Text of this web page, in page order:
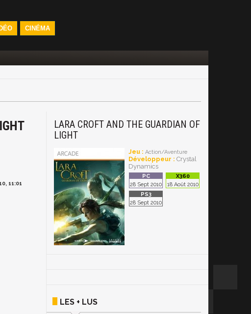
CINÉMA
11:01
LARA CROFT AND THE GUARDIAN OF
LIGHT
Jeu : Action/Aventure
Développeur : Crystal
Dynamics
28 Sept 2010 18 Août 2010
28 Sept 2010
LES + LUS